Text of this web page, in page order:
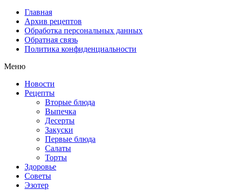
Главная
Архив рецептов
Обработка персональных данных
Обратная связь
Политика конфиденциальности
Меню
Новости
Рецепты
Вторые блюда
Выпечка
Десерты
Закуски
Первые блюда
Салаты
Торты
Здоровье
Советы
Эзотер